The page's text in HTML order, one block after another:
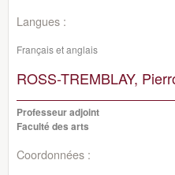
Langues :
Français et anglais
ROSS-TREMBLAY,
Professeur adjoint
Faculté des arts
Coordonnées :